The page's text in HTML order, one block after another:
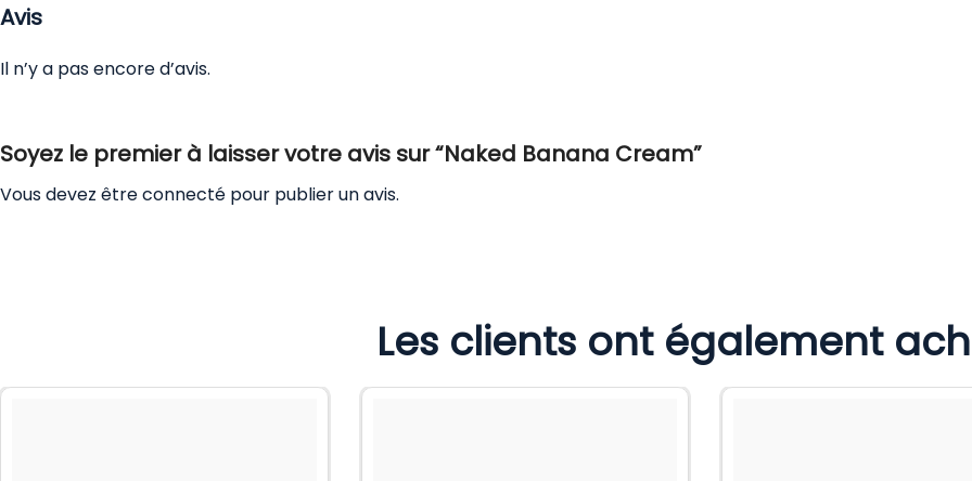
Avis
Il n’y a pas encore d’avis.
Soyez le premier à laisser votre avis sur “Naked Banana Cream”
Vous devez êtreconnecté pour publier un avis.
Les clients ont également